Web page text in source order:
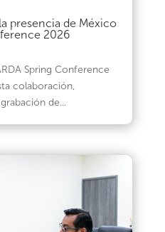
presencia de México
2026
Spring Conference
colaboración,
de...